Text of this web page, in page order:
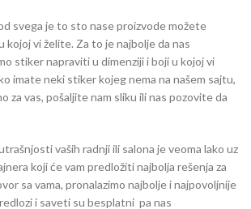
svega je to sto nase proizvode možete
kojoj vi želite. Za to je najbolje da nas
stiker napraviti u dimenziji i boji u kojoj vi
imate neki stiker kojeg nema na našem sajtu,
za vas, pošaljite nam sliku ili nas pozovite da
vaših radnji ili salona je veoma lako uz
koji će vam predložiti najbolja rešenja za
sa vama, pronalazimo najbolje i najpovoljnije
i saveti su besplatni pa nas